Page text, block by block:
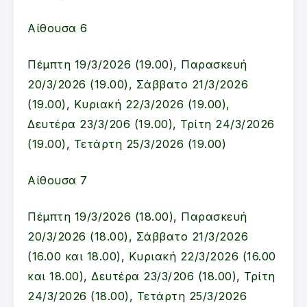
Αίθουσα 6
Πέμπτη 19/3/2026 (19.00), Παρασκευή
20/3/2026 (19.00), Σάββατο 21/3/2026
(19.00), Κυριακή 22/3/2026 (19.00),
Δευτέρα 23/3/206 (19.00), Τρίτη 24/3/2026
(19.00), Τετάρτη 25/3/2026 (19.00)
Αίθουσα 7
Πέμπτη 19/3/2026 (18.00), Παρασκευή
20/3/2026 (18.00), Σάββατο 21/3/2026
(16.00 και 18.00), Κυριακή 22/3/2026 (16.00
και 18.00), Δευτέρα 23/3/206 (18.00), Τρίτη
24/3/2026 (18.00), Τετάρτη 25/3/2026